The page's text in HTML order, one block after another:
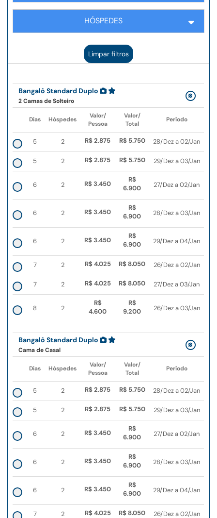
HÓSPEDES
Limpar filtros
Bangalô Standard Duplo
2 Camas de Solteiro
Dias Hóspedes
Valor/
Pessoa
Valor/
Total
Período
5 2 R$ 2.875 R$ 5.750 28/Dez a 02/Jan
5 2 R$ 2.875 R$ 5.750 29/Dez a 03/Jan
6 2 R$ 3.450
R$
6.900
27/Dez a 02/Jan
6 2 R$ 3.450
R$
6.900
28/Dez a 03/Jan
6 2 R$ 3.450
R$
6.900
29/Dez a 04/Jan
7 2 R$ 4.025 R$ 8.050 26/Dez a 02/Jan
7 2 R$ 4.025 R$ 8.050 27/Dez a 03/Jan
8 2
R$
4.600
R$
9.200
26/Dez a 03/Jan
Bangalô Standard Duplo
Cama de Casal
Dias Hóspedes
Valor/
Pessoa
Valor/
Total
Período
5 2 R$ 2.875 R$ 5.750 28/Dez a 02/Jan
5 2 R$ 2.875 R$ 5.750 29/Dez a 03/Jan
6 2 R$ 3.450
R$
6.900
27/Dez a 02/Jan
6 2 R$ 3.450
R$
6.900
28/Dez a 03/Jan
6 2 R$ 3.450
R$
6.900
29/Dez a 04/Jan
7 2 R$ 4.025 R$ 8.050 26/Dez a 02/Jan